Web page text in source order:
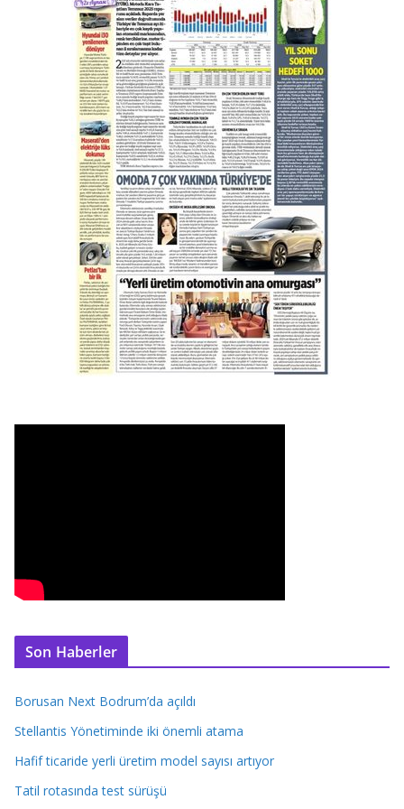
Son Haberler
Borusan Next Bodrum’da açıldı
Stellantis Yönetiminde iki önemli atama
Hafif ticaride yerli üretim model sayısı artıyor
Tatil rotasında test sürüşü